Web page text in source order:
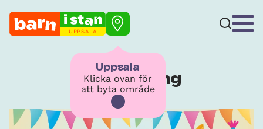
UPPSALA
Uppsala
Klicka ovan för
att byta område
Evenemang